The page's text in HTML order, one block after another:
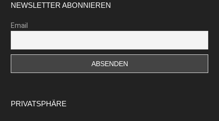
Footer
NEWSLETTER ABONNIEREN
Email
PRIVATSPHÄRE